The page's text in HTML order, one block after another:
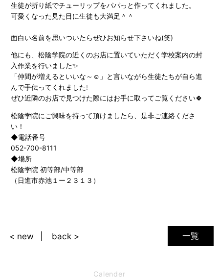
生徒が折り紙でチューリップをパパっと作ってくれました。
可愛くなった見た目に生徒も大満足＾＾
面白い名前を思いついたらぜひお知らせ下さいね(笑)
他にも、松陰学院の近くのお店に置いていただく学校案内の封
入作業を行いました✨
「仲間が増えるといいな～☺️」と言いながら生徒たちが自ら進
んで手伝ってくれました❕
ぜひ近隣のお店で見つけた際にはお手に取ってご覧ください🍀
松陰学院にご興味を持って頂けましたら、是非ご連絡くださ
い！
◆電話番号
052-700-8111
◆場所
松陰学院 初等部/中等部
（日進市赤池１ー２３１３）
一覧
< new back >
Calender